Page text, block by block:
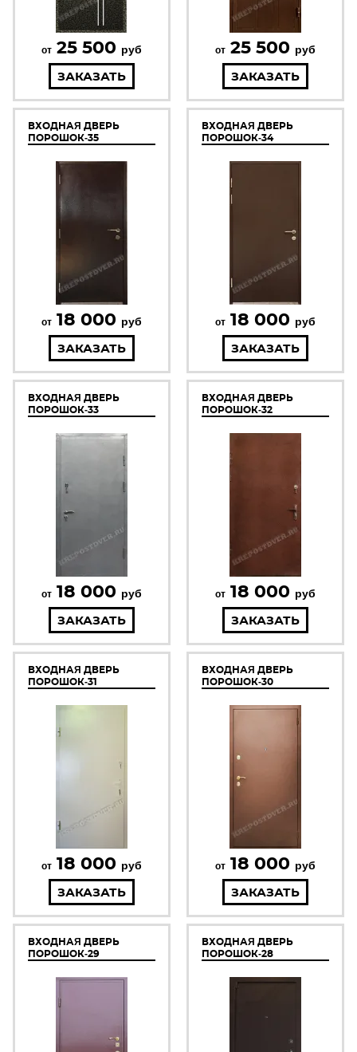
от 25 500 руб
ЗАКАЗАТЬ
от 25 500 руб
ЗАКАЗАТЬ
ВХОДНАЯ ДВЕРЬ
ПОРОШОК-35
от 18 000 руб
ЗАКАЗАТЬ
ВХОДНАЯ ДВЕРЬ
ПОРОШОК-34
от 18 000 руб
ЗАКАЗАТЬ
ВХОДНАЯ ДВЕРЬ
ПОРОШОК-33
от 18 000 руб
ЗАКАЗАТЬ
ВХОДНАЯ ДВЕРЬ
ПОРОШОК-32
от 18 000 руб
ЗАКАЗАТЬ
ВХОДНАЯ ДВЕРЬ
ПОРОШОК-31
от 18 000 руб
ЗАКАЗАТЬ
ВХОДНАЯ ДВЕРЬ
ПОРОШОК-30
от 18 000 руб
ЗАКАЗАТЬ
ВХОДНАЯ ДВЕРЬ
ПОРОШОК-29
ВХОДНАЯ ДВЕРЬ
ПОРОШОК-28